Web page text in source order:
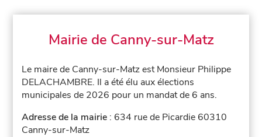
Mairie de Canny-sur-Matz
Le maire de Canny-sur-Matz est Monsieur Philippe
DELACHAMBRE. Il a été élu aux élections
municipales de 2026 pour un mandat de 6 ans.
Adresse de la mairie : 634 rue de Picardie 60310
Canny-sur-Matz